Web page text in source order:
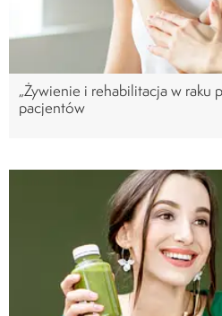
„Żywienie i rehabilitacja w raku
pacjentów